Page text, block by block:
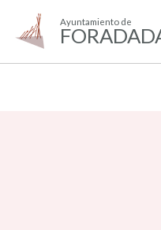
Ayuntamiento de